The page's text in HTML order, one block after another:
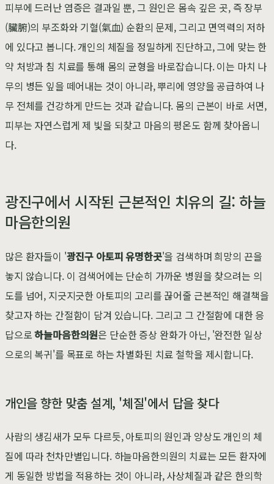
피부에 드러난 염증은 결과일 뿐, 그 원인은 몸속 깊은 곳, 즉 장부
(臟腑)의 부조화와 기혈(氣血) 순환의 문제, 그리고 면역력의 저하
에 있다고 봅니다. 개인의 체질을 정밀하게 진단하고, 그에 맞는 한
약 처방과 침 치료를 통해 몸의 균형을 바로잡습니다. 이는 마치 나
무의 병든 잎을 떼어내는 것이 아니라, 뿌리에 영양을 공급하여 나
무 전체를 건강하게 만드는 것과 같습니다. 몸의 근본이 바로 서면,
피부는 자연스럽게 제 빛을 되찾고 마음의 평온도 함께 찾아옵니
다.
광진구에서 시작된 근본적인 치유의 길: 하늘
마음한의원
많은 환자들이 '광진구 아토피 유명한곳'을 검색하며 희망의 끈을
놓지 않습니다. 이 검색어에는 단순히 가까운 병원을 찾으려는 의
도를 넘어, 지긋지긋한 아토피의 고리를 끊어줄 근본적인 해결책을
찾고자 하는 간절함이 담겨 있습니다. 그리고 그 간절함에 대한 응
답으로하늘마음한의원은 단순한 증상 완화가 아닌, '완전한 일상
으로의 복귀'를 목표로 하는 차별화된 치료 철학을 제시합니다.
개인을 향한 맞춤 설계, '체질'에서 답을 찾다
사람의 생김새가 모두 다르듯, 아토피의 원인과 양상도 개인의 체
질에 따라 천차만별입니다. 하늘마음한의원의 치료는 모든 환자에
게 동일한 방법을 적용하는 것이 아니라, 사상체질과 같은 한의학